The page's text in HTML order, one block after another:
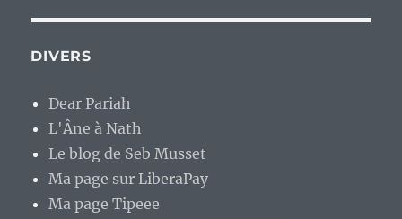
DIVERS
Dear Pariah
L'Âne à Nath
Le blog de Seb Musset
Ma page sur LiberaPay
Ma page Tipeee